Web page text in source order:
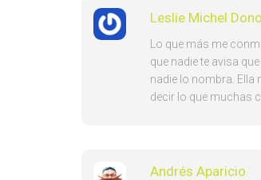
Leslie Michel
Lo que más me
que nadie te avisa
nadie lo nombra.
decir lo que muchas
Andrés Aparicio